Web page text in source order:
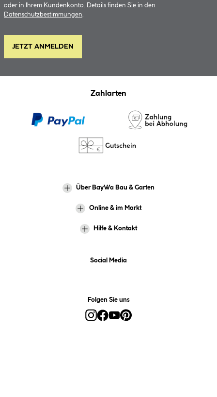
oder in Ihrem Kundenkonto. Details finden Sie in den
Datenschutzbestimmungen.
JETZT ANMELDEN
Zahlarten
Über BayWa Bau & Garten
Online & im Markt
Hilfe & Kontakt
Social Media
Folgen Sie uns